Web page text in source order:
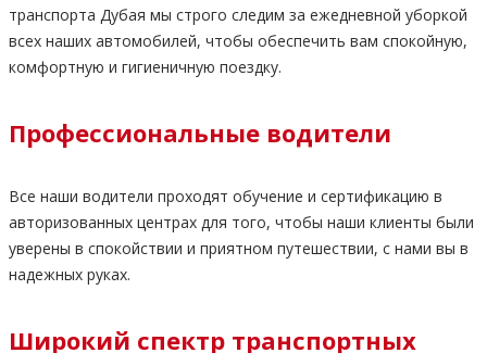
транспорта Дубая мы строго следим за ежедневной уборкой
всех наших автомобилей, чтобы обеспечить вам спокойную,
комфортную и гигиеничную поездку.
Профессиональные водители
Все наши водители проходят обучение и сертификацию в
авторизованных центрах для того, чтобы наши клиенты были
уверены в спокойствии и приятном путешествии, с нами вы в
надежных руках.
Широкий спектр транспортных